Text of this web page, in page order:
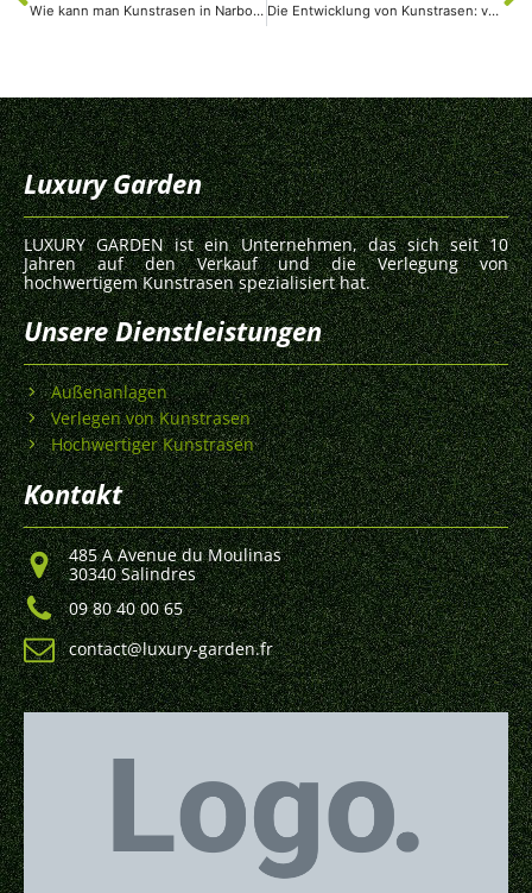
Wie kann man Kunstrasen in Narbonne effektiv pflegen und reinigen? Die Entwicklung von Kunstrasen: von Sportplätzen zu Gärten in Rodez
Luxury Garden
LUXURY GARDEN ist ein Unternehmen, das sich seit 10
Jahren auf den Verkauf und die Verlegung von
hochwertigem Kunstrasen spezialisiert hat.
Unsere Dienstleistungen
Außenanlagen
Verlegen von Kunstrasen
Hochwertiger Kunstrasen
Kontakt
485 A Avenue du Moulinas
30340 Salindres
09 80 40 00 65
contact@luxury-garden.fr